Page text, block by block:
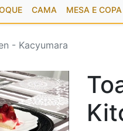
CAMA MESA E COPA
- Kacyumara